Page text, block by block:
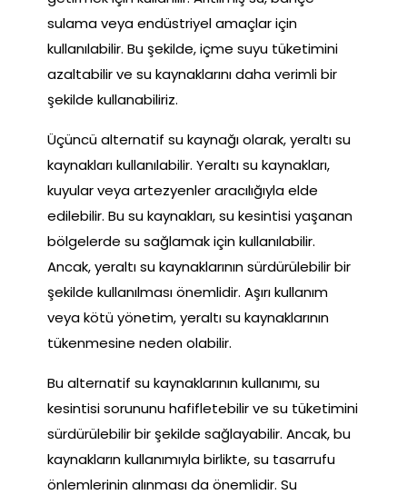
sulama veya endüstriyel amaçlar için
kullanılabilir. Bu şekilde, içme suyu tüketimini
azaltabilir ve su kaynaklarını daha verimli bir
şekilde kullanabiliriz.
Üçüncü alternatif su kaynağı olarak, yeraltı su
kaynakları kullanılabilir. Yeraltı su kaynakları,
kuyular veya artezyenler aracılığıyla elde
edilebilir. Bu su kaynakları, su kesintisi yaşanan
bölgelerde su sağlamak için kullanılabilir.
Ancak, yeraltı su kaynaklarının sürdürülebilir bir
şekilde kullanılması önemlidir. Aşırı kullanım
veya kötü yönetim, yeraltı su kaynaklarının
tükenmesine neden olabilir.
Bu alternatif su kaynaklarının kullanımı, su
kesintisi sorununu hafifletebilir ve su tüketimini
sürdürülebilir bir şekilde sağlayabilir. Ancak, bu
kaynakların kullanımıyla birlikte, su tasarrufu
önlemlerinin alınması da önemlidir. Su